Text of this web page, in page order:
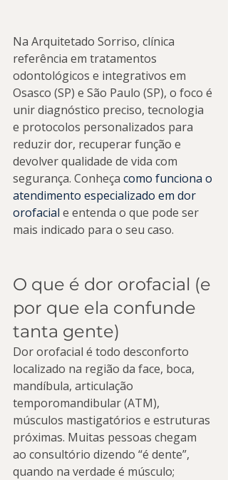
Na Arquitetado Sorriso, clínica
referência em tratamentos
odontológicos e integrativos em
Osasco (SP) e São Paulo (SP), o foco é
unir diagnóstico preciso, tecnologia
e protocolos personalizados para
reduzir dor, recuperar função e
devolver qualidade de vida com
segurança. Conheça como funciona o
atendimento especializado em dor
orofacial e entenda o que pode ser
mais indicado para o seu caso.
O que é dor orofacial (e
por que ela confunde
tanta gente)
Dor orofacial é todo desconforto
localizado na região da face, boca,
mandíbula, articulação
temporomandibular (ATM),
músculos mastigatórios e estruturas
próximas. Muitas pessoas chegam
ao consultório dizendo “é dente”,
quando na verdade é músculo;